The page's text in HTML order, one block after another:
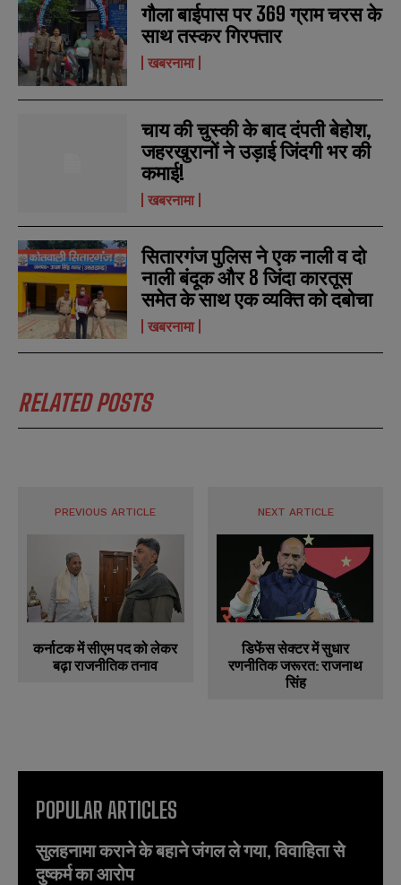
गौला बाईपास पर 369 ग्राम चरस के
साथ तस्कर गिरफ्तार
खबरनामा
चाय की चुस्की के बाद दंपती बेहोश,
जहरखुरानों ने उड़ाई जिंदगी भर की
कमाई!
खबरनामा
सितारगंज पुलिस ने एक नाली व दो
नाली बंदूक और 8 जिंदा कारतूस
समेत के साथ एक व्यक्ति को दबोचा
खबरनामा
RELATED POSTS
PREVIOUS ARTICLE
कर्नाटक में सीएम पद को लेकर
बढ़ा राजनीतिक तनाव
NEXT ARTICLE
डिफेंस सेक्टर में सुधार
रणनीतिक जरूरत: राजनाथ
सिंह
POPULAR ARTICLES
सुलहनामा कराने के बहाने जंगल ले गया, विवाहिता से
दुष्कर्म का आरोप